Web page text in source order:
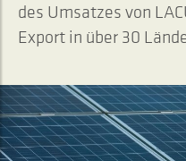
des Umsatzes von
Export in über 30